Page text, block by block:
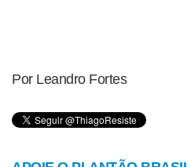
Por Leandro Fortes